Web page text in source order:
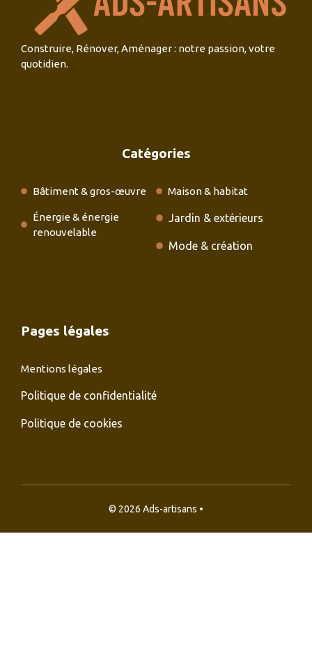
Construire, Rénover, Aménager : notre passion, votre
quotidien.
Catégories
Bâtiment & gros-œuvre
Énergie & énergie
renouvelable
Maison & habitat
Jardin & extérieurs
Mode & création
Pages légales
Mentions légales
Politique de confidentialité
Politique de cookies
© 2026 Ads-artisans •